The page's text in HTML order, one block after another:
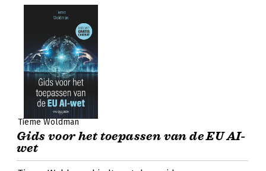
Tieme Woldman
Gids voor het toepassen van de EU AI-
wet